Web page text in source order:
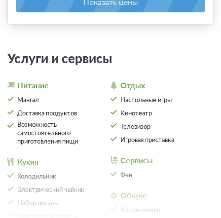
Услуги и сервисы
Питание
Мангал
Доставка продуктов
Возможность
самостоятельного
приготовления пищи
Кухня
Холодильник
Электрический чайник
Набор посуды
Отдых
Настольные игры
Кинотеатр
Телевизор
Игровая приставка
Сервисы
Фен
Общие
Кондиционер